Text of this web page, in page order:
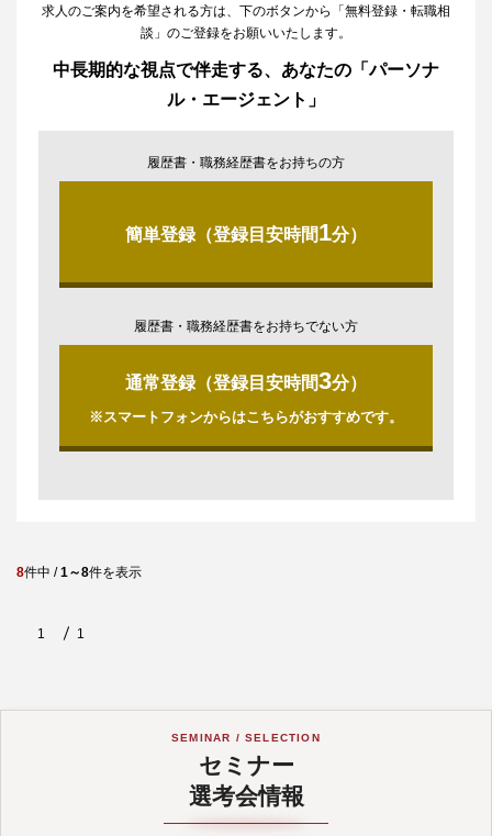
求人のご案内を希望される方は、下のボタンから「無料登録・転職相
談」のご登録をお願いいたします。
中長期的な視点で伴走する、あなたの「パーソナ
ル・エージェント」
履歴書・職務経歴書をお持ちの方
簡単登録（登録目安時間1分）
履歴書・職務経歴書をお持ちでない方
通常登録（登録目安時間3分）
※スマートフォンからはこちらがおすすめです。
8件中 /1～8件を表示
1 1
SEMINAR / SELECTION
セミナー
選考会情報